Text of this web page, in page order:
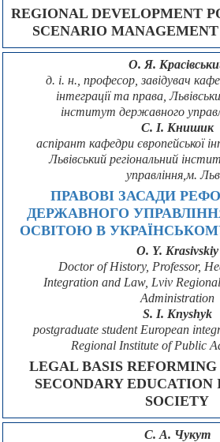
REGIONAL DEVELOPMENT
SCENARIO
О. Я.
д. і. н., професор, завідувач
інтеграції та права,
інститут державного
С. І. Книшик
аспірант кафедри європейської
Львівський регіональний
управління,м.
ПРАВОВІ ЗАСАДИ
ДЕРЖАВНОГО
ОСВІТОЮ В
O. Y. Krasivskiy
Doctor of History, Professor,
Integration and Law, Lviv
Administration
S. I. Knyshyk
postgraduate student European
Regional Institute of Public
LEGAL BASIS
SECONDARY
SOCIETY
С. А. Чукут